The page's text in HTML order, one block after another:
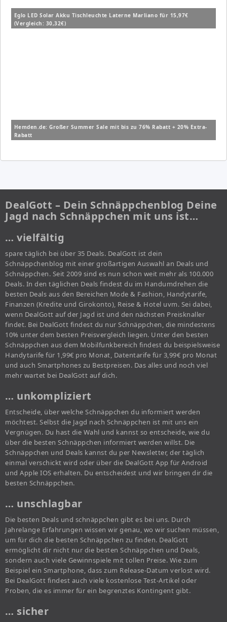
Eglo LED Solar Akku Tischleuchte Laterne Marliano für 15,97€
(Vergleich: 30,32€)
Hemden.de: Großer Summer Sale mit bis zu 76% Rabatt + 20% Extra-
Rabatt
DealGott – Dein Schnäppchenblog Deine
Jagd nach Schnäppchen mit uns ist…
… vielfältig
spare täglich bei über 35 Deals. DealGott ist dein
Schnäppchenblog mit einer großartigen Auswahl an Deals und
Schnäppchen. Seit 2009 sind es nun schon weit mehr als 100.000
Deals. In den täglichen Deals findest du im Handumdrehen die
besten Deals aus den Bereichen Mode & Fashion, Handytarife,
Finanzen (Kredite und Girokonto), Reise & Hotel uvm. Sei dabei,
wenn DealGott auf der Jagd ist und den nächsten Preisknaller
findet. Bei DealGott findest du nur Schnäppchen, die mindestens
10% unter dem besten Preisvergleich liegen. Unter den besten
Schnäppchen aus dem Mobilfunkbereich findest du beispielsweise
Handytarife für 1,99€ pro Monat, Datentarife für 3,99€ pro Monat
und auch Smartphones zu Bestpreisen. Das alles und noch viel
mehr wartet bei DealGott auf dich.
… unkompliziert
Entscheide, über welche Schnäppchen du informiert werden
möchtest. Selbst die Jagd nach Schnäppchen ist mit uns ein
Vergnügen. Du hast die Wahl und kannst so entscheide, wie du
über die besten Schnäppchen informiert werden willst. Die
Schnäppchen und Deals kannst du per Newsletter, der täglich
einmal verschickt wird oder über die DealGott App für Android
und Apple IOS erhalten. Du entscheidest und wir bringen dir die
besten Schnäppchen.
… unschlagbar
Die besten Deals und schnäppchen gibt es bei uns. Durch
Jahrelange Erfahrungen wissen wir genau, wo wir suchen müssen,
um für dich die besten Schnäppchen zu finden. DealGott
ermöglicht dir nicht nur die besten Schnäppchen und Deals,
sondern auch viele Gewinnspiele mit tollen Preise. Wie zum
Beispiel ein Smartphone, dass zum Release-Datum verlost wird.
Bei DealGott findest auch viele kostenlose Test-Artikel oder
Proben, die es immer für ein begrenztes Kontingent gibt.
… sicher